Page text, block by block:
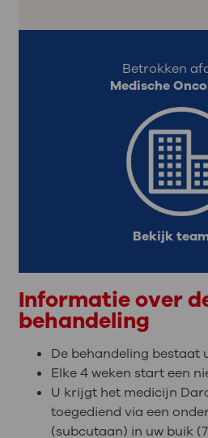
Betrokken
Medische
Bekijk
Informatie over
behandeling
De behandeling bestaat
Elke 4 weken start een
U krijgt het medicijn
toegediend via een
(subcutaan) in uw buik